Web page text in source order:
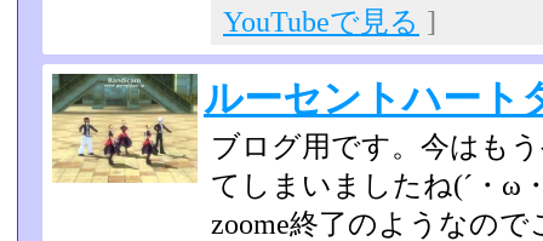
YouTubeで見る ]
ルーセントハー
ブログ用です。今はも
てしまいましたね(´・ω
zoome終了のようなの